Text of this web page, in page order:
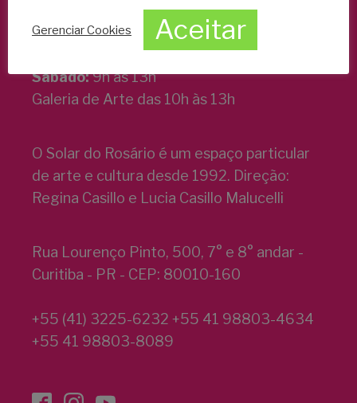
Segunda a sexta:9h às 20h
Galeria de Arte das 9h às 19h
Sábado:9h às 13h
Galeria de Arte das 10h às 13h
O Solar do Rosário é um espaço particular
de arte e cultura desde 1992. Direção:
Regina Casillo e Lucia Casillo Malucelli
Rua Lourenço Pinto, 500, 7° e 8° andar -
Curitiba - PR - CEP: 80010-160
+55 (41) 3225-6232 +55 41 98803-4634
+55 41 98803-8089
Gerenciar Cookies Aceitar